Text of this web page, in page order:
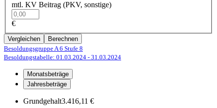
mtl. KV Beitrag (PKV, sonstige)
€
Vergleichen
Berechnen
Besoldungsgruppe A 6 Stufe 8
Besoldungstabelle: 01.03.2024 - 31.03.2024
Monatsbeträge
Jahresbeträge
Grundgehalt3.416,11 €